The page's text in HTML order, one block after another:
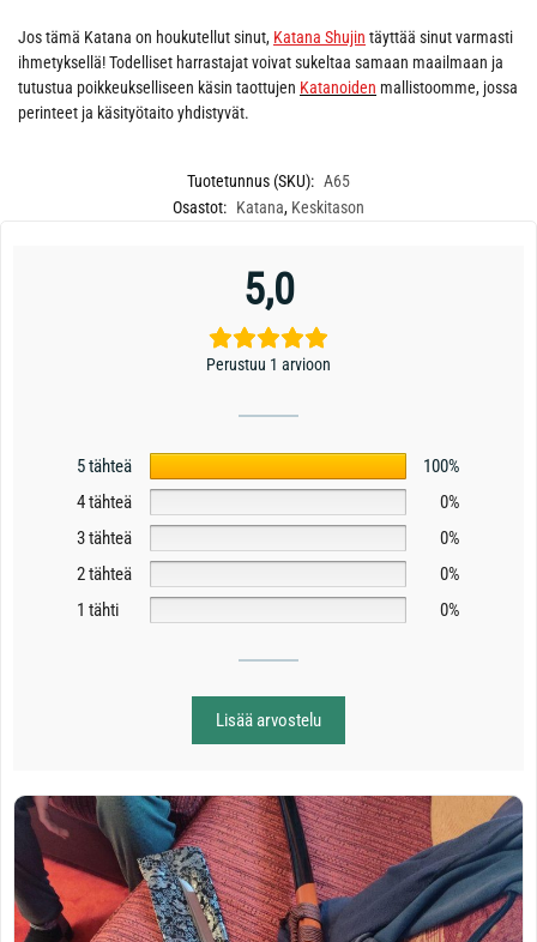
Jos tämä Katana on houkutellut sinut, Katana Shujin täyttää sinut varmasti
ihmetyksellä! Todelliset harrastajat voivat sukeltaa samaan maailmaan ja
tutustua poikkeukselliseen käsin taottujen Katanoiden mallistoomme, jossa
perinteet ja käsityötaito yhdistyvät.
Tuotetunnus (SKU): A65
Osastot: Katana, Keskitason
5,0
Perustuu 1 arvioon
5 tähteä
100%
4 tähteä
0%
3 tähteä
0%
2 tähteä
0%
1 tähti
0%
Lisää arvostelu